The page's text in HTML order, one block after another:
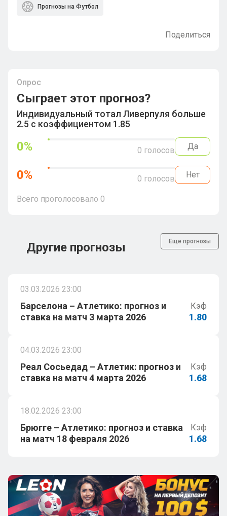
Прогнозы на Футбол
Поделиться
Опрос
Сыграет этот прогноз?
Индивидуальный тотал Ливерпуля больше
2.5 с коэффициентом 1.85
0% 0 голосов Да
0% 0 голосов Нет
Всего проголосовало 0
Другие прогнозы Еще прогнозы
03.03.2026 23:00
Барселона – Атлетико: прогноз и
ставка на матч 3 марта 2026
Кэф
1.80
04.03.2026 23:00
Реал Сосьедад – Атлетик: прогноз и
ставка на матч 4 марта 2026
Кэф
1.68
18.02.2026 23:00
Брюгге – Атлетико: прогноз и ставка
на матч 18 февраля 2026
Кэф
1.68